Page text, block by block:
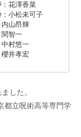
：花澤香菜
：小松未可子
内山昂輝
智一
中村悠一
櫻井孝宏
した。
都立呪術高等専門学